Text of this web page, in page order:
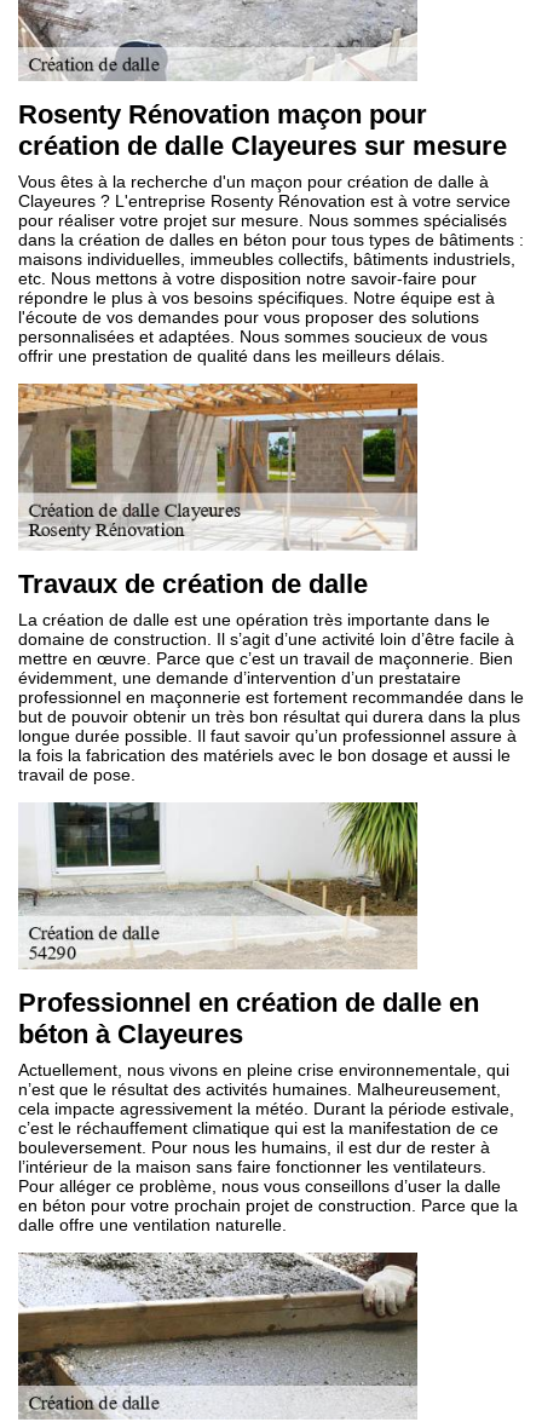
Rosenty Rénovation maçon pour
création de dalle Clayeures sur mesure
Vous êtes à la recherche d'un maçon pour création de dalle à
Clayeures ? L'entreprise Rosenty Rénovation est à votre service
pour réaliser votre projet sur mesure. Nous sommes spécialisés
dans la création de dalles en béton pour tous types de bâtiments :
maisons individuelles, immeubles collectifs, bâtiments industriels,
etc. Nous mettons à votre disposition notre savoir-faire pour
répondre le plus à vos besoins spécifiques. Notre équipe est à
l'écoute de vos demandes pour vous proposer des solutions
personnalisées et adaptées. Nous sommes soucieux de vous
offrir une prestation de qualité dans les meilleurs délais.
Travaux de création de dalle
La création de dalle est une opération très importante dans le
domaine de construction. Il s’agit d’une activité loin d’être facile à
mettre en œuvre. Parce que c’est un travail de maçonnerie. Bien
évidemment, une demande d’intervention d’un prestataire
professionnel en maçonnerie est fortement recommandée dans le
but de pouvoir obtenir un très bon résultat qui durera dans la plus
longue durée possible. Il faut savoir qu’un professionnel assure à
la fois la fabrication des matériels avec le bon dosage et aussi le
travail de pose.
Professionnel en création de dalle en
béton à Clayeures
Actuellement, nous vivons en pleine crise environnementale, qui
n’est que le résultat des activités humaines. Malheureusement,
cela impacte agressivement la météo. Durant la période estivale,
c’est le réchauffement climatique qui est la manifestation de ce
bouleversement. Pour nous les humains, il est dur de rester à
l’intérieur de la maison sans faire fonctionner les ventilateurs.
Pour alléger ce problème, nous vous conseillons d’user la dalle
en béton pour votre prochain projet de construction. Parce que la
dalle offre une ventilation naturelle.